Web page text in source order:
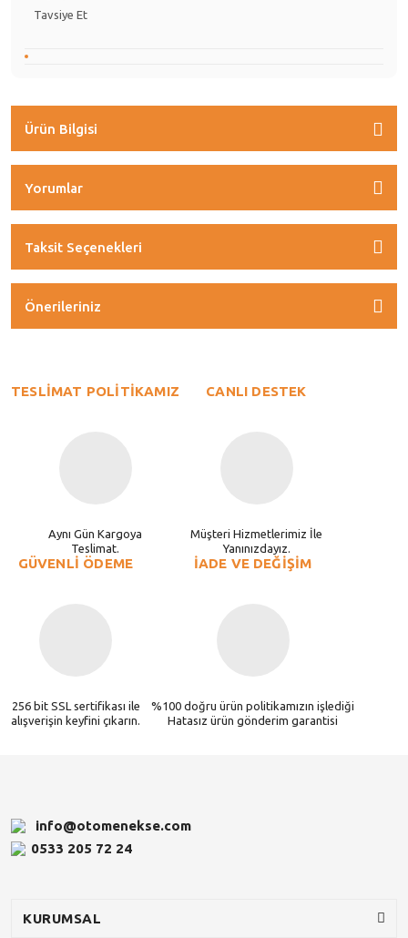
Tavsiye Et
Ürün Bilgisi
Yorumlar
Taksit Seçenekleri
Önerileriniz
TESLİMAT POLİTİKAMIZ
Aynı Gün Kargoya
Teslimat.
CANLI DESTEK
Müşteri Hizmetlerimiz İle
Yanınızdayız.
GÜVENLİ ÖDEME
256 bit SSL sertifikası ile
alışverişin keyfini çıkarın.
İADE VE DEĞİŞİM
%100 doğru ürün politikamızın işlediği
Hatasız ürün gönderim garantisi
info@otomenekse.com
0533 205 72 24
KURUMSAL